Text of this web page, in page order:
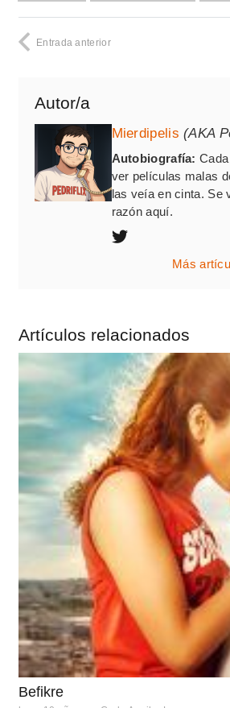
Entrada anterior
Autor/a
Mierdipelis (AKA
Autobiografía:
ver películas malas
las veía en cinta. Se
razón aquí.
Más
Artículos relacionados
Befikre